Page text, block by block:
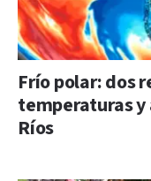
Frío polar: dos
temperaturas y
Ríos